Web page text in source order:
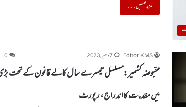
مزید تفصیل۔۔۔
Editor KMS 7 دسمبر, 2023 0
مقبوضہ کشمیر:مسلسل تیسرے سال کالے قانون کے تحت
میں مقدمات کا اندراج، رپورٹ